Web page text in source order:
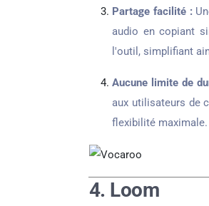
Partage facilité :
audio en copiant
l'outil, simplifiant
Aucune limite de
aux utilisateurs de
flexibilité maximale.
4. Loom